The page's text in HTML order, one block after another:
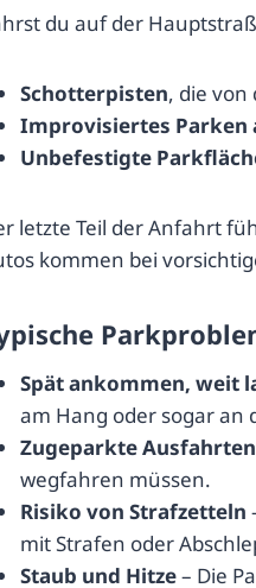
du auf der
Schotterpisten, die von
Improvisiertes Parken
Unbefestigte
letzte Teil der Anfahrt
kommen bei
Spät ankommen, weit
am Hang oder sogar an
Zugeparkte Ausfahrten
wegfahren müssen.
Risiko von Strafzetteln
mit Strafen oder
Staub und Hitze– Die